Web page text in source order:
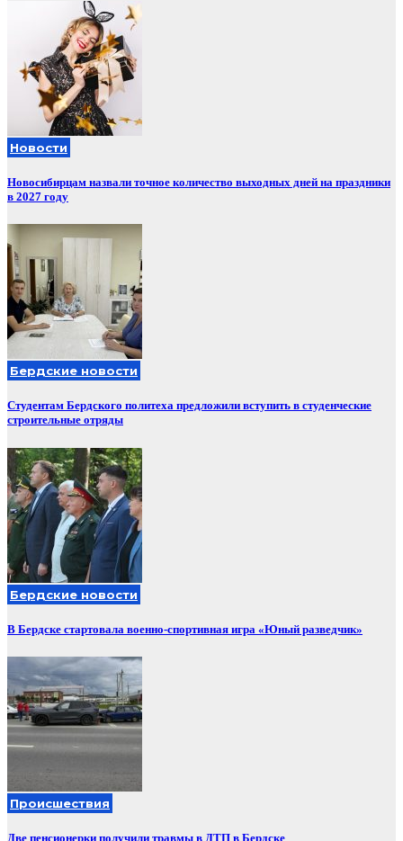
Новости
Новосибирцам назвали точное количество выходных дней на праздники
в 2027 году
Бердские новости
Студентам Бердского политеха предложили вступить в студенческие
строительные отряды
Бердские новости
В Бердске стартовала военно-спортивная игра «Юный разведчик»
Происшествия
Две пенсионерки получили травмы в ДТП в Бердске